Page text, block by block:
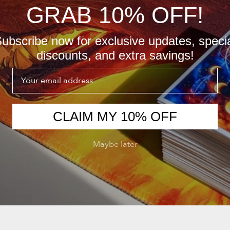
GRAB 10% OFF!
now for exclusive updates,
discounts, and extra savings!
Email
CLAIM MY 10% OFF
Maybe later